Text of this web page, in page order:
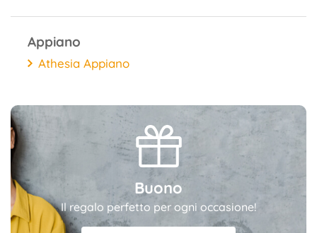
Appiano
Athesia Appiano
Buono
Il regalo perfetto per ogni occasione!